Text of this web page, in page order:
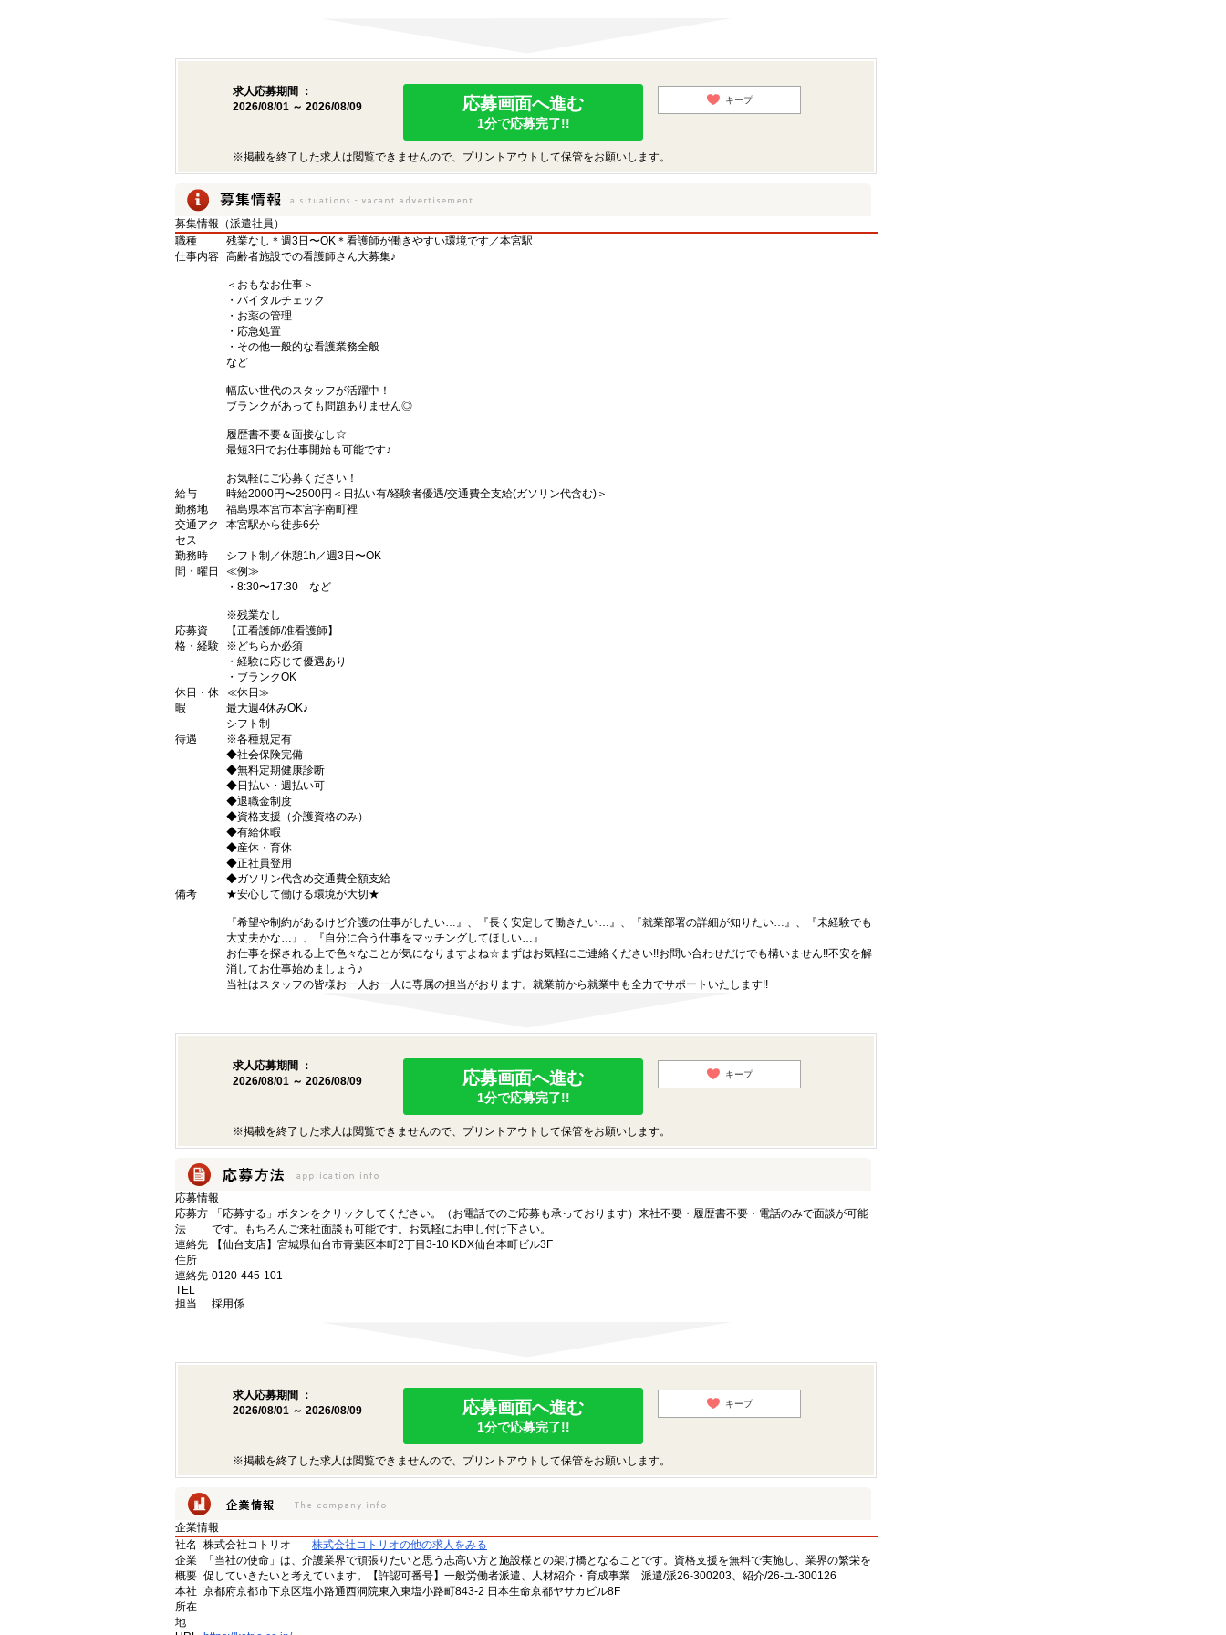
求人応募期間 ：
2026/08/01 ～ 2026/08/09
応募画面へ進む
1分で応募完了!!
キープ
※掲載を終了した求人は閲覧できませんので、プリントアウトして保管をお願いします。
募集情報（派遣社員）
職種
残業なし＊週3日〜OK＊看護師が働きやすい環境です／本宮駅
仕事内容 高齢者施設での看護師さん大募集♪
＜おもなお仕事＞
・バイタルチェック
・お薬の管理
・応急処置
・その他一般的な看護業務全般
など
幅広い世代のスタッフが活躍中！
ブランクがあっても問題ありません◎
履歴書不要＆面接なし☆
最短3日でお仕事開始も可能です♪
お気軽にご応募ください！
給与
時給2000円〜2500円＜日払い有/経験者優遇/交通費全支給(ガソリン代含む)＞
勤務地
福島県本宮市本宮字南町裡
交通アク
セス
本宮駅から徒歩6分
勤務時
間・曜日
シフト制／休憩1h／週3日〜OK
≪例≫
・8:30〜17:30 など
※残業なし
応募資
格・経験
【正看護師/准看護師】
※どちらか必須
・経験に応じて優遇あり
・ブランクOK
休日・休
暇
≪休日≫
最大週4休みOK♪
シフト制
待遇
※各種規定有
◆社会保険完備
◆無料定期健康診断
◆日払い・週払い可
◆退職金制度
◆資格支援（介護資格のみ）
◆有給休暇
◆産休・育休
◆正社員登用
◆ガソリン代含め交通費全額支給
備考
★安心して働ける環境が大切★
『希望や制約があるけど介護の仕事がしたい…』、『長く安定して働きたい…』、『就業部署の詳細が知りたい…』、『未経験でも
大丈夫かな…』、『自分に合う仕事をマッチングしてほしい…』
お仕事を探される上で色々なことが気になりますよね☆まずはお気軽にご連絡ください!!お問い合わせだけでも構いません!!不安を解
消してお仕事始めましょう♪
当社はスタッフの皆様お一人お一人に専属の担当がおります。就業前から就業中も全力でサポートいたします!!
求人応募期間 ：
2026/08/01 ～ 2026/08/09
応募画面へ進む
1分で応募完了!!
キープ
※掲載を終了した求人は閲覧できませんので、プリントアウトして保管をお願いします。
応募情報
応募方
法
「応募する」ボタンをクリックしてください。（お電話でのご応募も承っております）来社不要・履歴書不要・電話のみで面談が可能
です。もちろんご来社面談も可能です。お気軽にお申し付け下さい。
連絡先
住所
【仙台支店】宮城県仙台市青葉区本町2丁目3-10 KDX仙台本町ビル3F
連絡先
TEL
0120-445-101
担当 採用係
求人応募期間 ：
2026/08/01 ～ 2026/08/09
応募画面へ進む
1分で応募完了!!
キープ
※掲載を終了した求人は閲覧できませんので、プリントアウトして保管をお願いします。
企業情報
社名
株式会社コトリオ
株式会社コトリオの他の求人をみる
企業
概要
「当社の使命」は、介護業界で頑張りたいと思う志高い方と施設様との架け橋となることです。資格支援を無料で実施し、業界の繁栄を
促していきたいと考えています。【許認可番号】一般労働者派遣、人材紹介・育成事業 派遣/派26-300203、紹介/26-ユ-300126
本社
所在
地
京都府京都市下京区塩小路通西洞院東入東塩小路町843-2 日本生命京都ヤサカビル8F